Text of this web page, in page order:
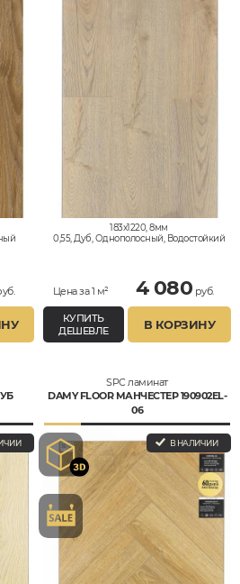
183x1220, 8мм
0,55, Дуб, Однополосный, Водостойкий
Цена за 1 м² 4 080 руб.
КУПИТЬ
ДЕШЕВЛЕ
В КОРЗИНУ
SPC ламинат
DAMY FLOOR МАНЧЕСТЕР 190902EL-
06
В НАЛИЧИИ